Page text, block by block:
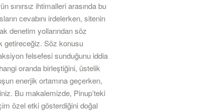
ihtimalleri arasında bu
cevabını irdelerken, sitenin
denetim yollarından söz
getireceğiz. Söz konusu
felsefesi sunduğunu iddia
oranda birleştiğini, üstelik
enerjik ortamına geçerken,
Bu makalemizde, Pinup’teki
özel etki gösterdiğini doğal